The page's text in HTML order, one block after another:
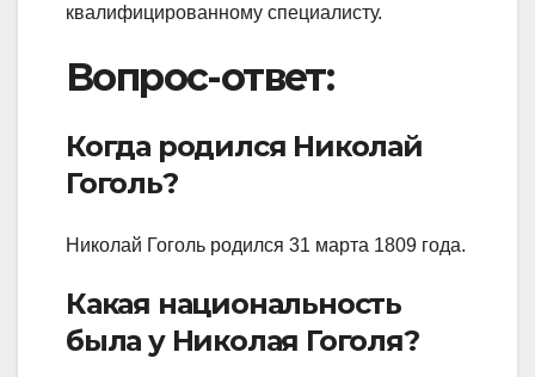
квалифицированному специалисту.
Вопрос-ответ:
Когда родился Николай
Гоголь?
Николай Гоголь родился 31 марта 1809 года.
Какая национальность
была у Николая Гоголя?